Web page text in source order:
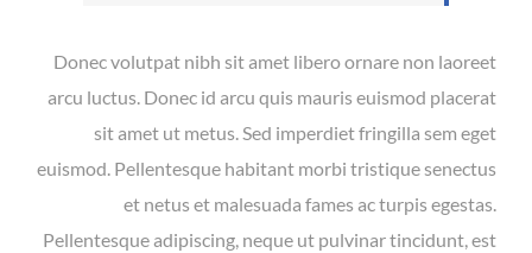
Donec volutpat nibh sit amet libero ornare non laoreet
arcu luctus. Donec id arcu quis mauris euismod placerat
sit amet ut metus. Sed imperdiet fringilla sem eget
euismod. Pellentesque habitant morbi tristique senectus
et netus et malesuada fames ac turpis egestas.
Pellentesque adipiscing, neque ut pulvinar tincidunt, est